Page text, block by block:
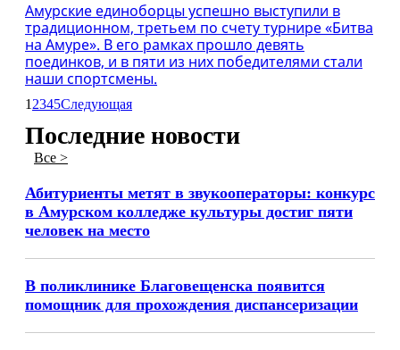
Амурские единоборцы успешно выступили в
традиционном, третьем по счету турнире «Битва
на Амуре». В его рамках прошло девять
поединков, и в пяти из них победителями стали
наши спортсмены.
1 2345Следующая
Последние новости
Все >
Абитуриенты метят в звукооператоры: конкурс
в Амурском колледже культуры достиг пяти
человек на место
В поликлинике Благовещенска появится
помощник для прохождения диспансеризации